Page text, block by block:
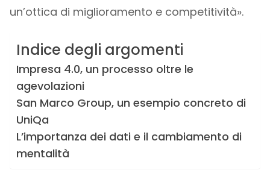
un’ottica di miglioramento e competitività».
Indice degli argomenti
Impresa 4.0, un processo oltre le
agevolazioni
San Marco Group, un esempio concreto di
UniQa
L’importanza dei dati e il cambiamento di
mentalità